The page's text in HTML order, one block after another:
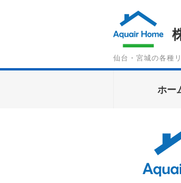
仙台・宮城の各種
ホー